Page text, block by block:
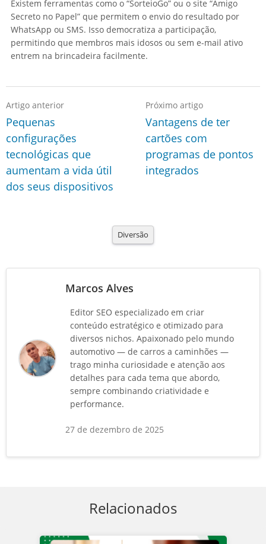
Existem ferramentas como o “SorteioGo” ou o site “Amigo
Secreto no Papel” que permitem o envio do resultado por
WhatsApp ou SMS. Isso democratiza a participação,
permitindo que membros mais idosos ou sem e-mail ativo
entrem na brincadeira facilmente.
Artigo anterior
Pequenas
configurações
tecnológicas que
aumentam a vida útil
dos seus dispositivos
Próximo artigo
Vantagens de ter
cartões com
programas de pontos
integrados
Diversão
Marcos Alves
Editor SEO especializado em criar
conteúdo estratégico e otimizado para
diversos nichos. Apaixonado pelo mundo
automotivo — de carros a caminhões —
trago minha curiosidade e atenção aos
detalhes para cada tema que abordo,
sempre combinando criatividade e
performance.
27 de dezembro de 2025
Relacionados